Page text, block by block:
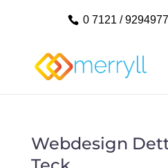
0 7121 / 9294977
Webdesign